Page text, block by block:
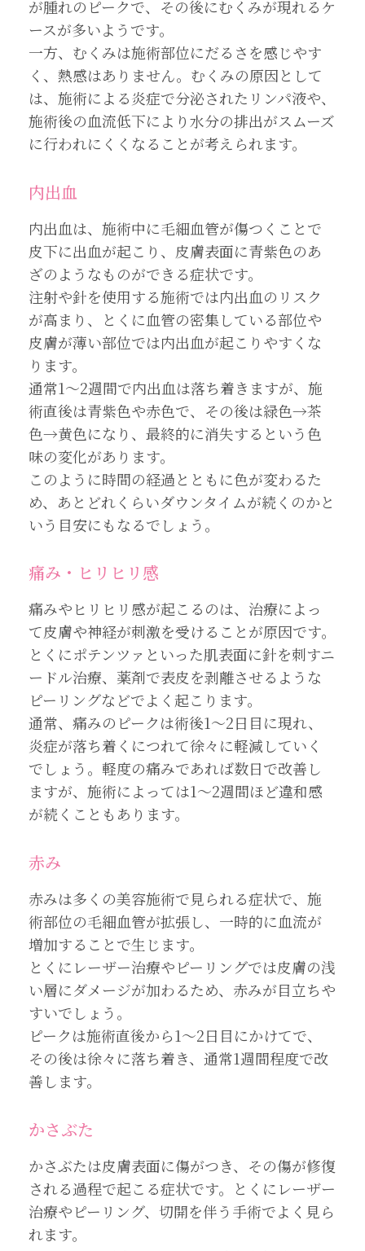
が腫れのピークで、その後にむくみが現れるケ
ースが多いようです。
一方、むくみは施術部位にだるさを感じやす
く、熱感はありません。むくみの原因として
は、施術による炎症で分泌されたリンパ液や、
施術後の血流低下により水分の排出がスムーズ
に行われにくくなることが考えられます。
内出血
内出血は、施術中に毛細血管が傷つくことで
皮下に出血が起こり、皮膚表面に青紫色のあ
ざのようなものができる症状です。
注射や針を使用する施術では内出血のリスク
が高まり、とくに血管の密集している部位や
皮膚が薄い部位では内出血が起こりやすくな
ります。
通常1〜2週間で内出血は落ち着きますが、施
術直後は青紫色や赤色で、その後は緑色→茶
色→黄色になり、最終的に消失するという色
味の変化があります。
このように時間の経過とともに色が変わるた
め、あとどれくらいダウンタイムが続くのかと
いう目安にもなるでしょう。
痛み・ヒリヒリ感
痛みやヒリヒリ感が起こるのは、治療によっ
て皮膚や神経が刺激を受けることが原因です。
とくにポテンツァといった肌表面に針を刺すニ
ードル治療、薬剤で表皮を剥離させるような
ピーリングなどでよく起こります。
通常、痛みのピークは術後1～2日目に現れ、
炎症が落ち着くにつれて徐々に軽減していく
でしょう。軽度の痛みであれば数日で改善し
ますが、施術によっては1～2週間ほど違和感
が続くこともあります。
赤み
赤みは多くの美容施術で見られる症状で、施
術部位の毛細血管が拡張し、一時的に血流が
増加することで生じます。
とくにレーザー治療やピーリングでは皮膚の浅
い層にダメージが加わるため、赤みが目立ちや
すいでしょう。
ピークは施術直後から1～2日目にかけてで、
その後は徐々に落ち着き、通常1週間程度で改
善します。
かさぶた
かさぶたは皮膚表面に傷がつき、その傷が修復
される過程で起こる症状です。とくにレーザー
治療やピーリング、切開を伴う手術でよく見ら
れます。